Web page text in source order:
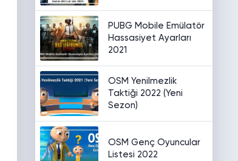
PUBG Mobile Emülatör
Hassasiyet Ayarları
2021
OSM Yenilmezlik
Taktiği 2022 (Yeni
Sezon)
OSM Genç Oyuncular
Listesi 2022